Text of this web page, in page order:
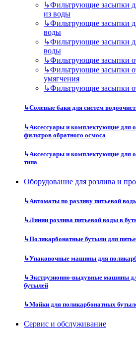
↳Фильтрующие засыпки
из воды
↳Фильтрующие засыпки
воды
↳Фильтрующие засыпки
воды
↳Фильтрующие засыпки
↳Фильтрующие засыпки
умягчения
↳Фильтрующие засыпки
↳Солевые баки для систем
↳Аксессуары и комплектующие для
фильтров обратного осмоса
↳Аксессуары и комплектующие для
типа
Оборудование для розлива и
↳Автоматы по разливу питьевой
↳Линии розлива питьевой воды в
↳Поликарбонатные бутыли для
↳Упаковочные машины для
↳Экструзионно-выдувные машины
бутылей
↳Мойки для поликарбонатных
Сервис и обслуживание